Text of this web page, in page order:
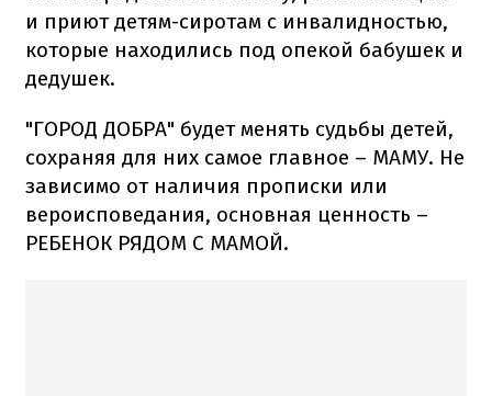
и приют детям-сиротам с инвалидностью,
которые находились под опекой бабушек и
дедушек.
"ГОРОД ДОБРА" будет менять судьбы детей,
сохраняя для них самое главное – МАМУ. Не
зависимо от наличия прописки или
вероисповедания, основная ценность –
РЕБЕНОК РЯДОМ С МАМОЙ.